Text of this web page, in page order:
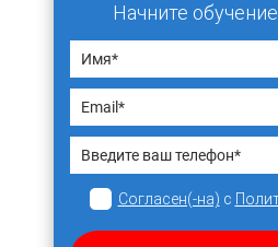
Начните
Согласен(-на) с